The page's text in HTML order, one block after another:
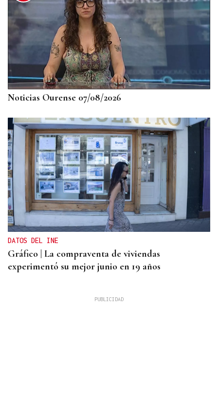
Noticias Ourense 07/08/2026
DATOS DEL INE
Gráfico | La compraventa de viviendas
experimentó su mejor junio en 19 años